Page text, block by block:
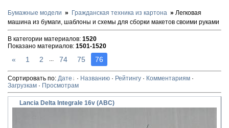
Бумажные модели Гражданская техника из картона
Легковая
машина из бумаги, шаблоны и схемы для сборки макетов своими руками
В категории материалов: 1520
Показано материалов: 1501-1520
« 1 2 ... 74 75 76
Сортировать по: Дате · Названию · Рейтингу · Комментариям ·
Загрузкам · Просмотрам
Lancia Delta Integrale 16v (ABC)